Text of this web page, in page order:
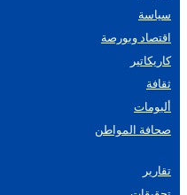
سياسة
اقتصاد وبورصة
كاريكاتير
ثقافة
ألبومات
صحافة المواطن
تقارير